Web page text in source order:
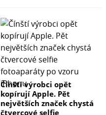
Čínští výrobci opět
kopírují Apple. Pět
největších značek chystá
čtvercové selfie